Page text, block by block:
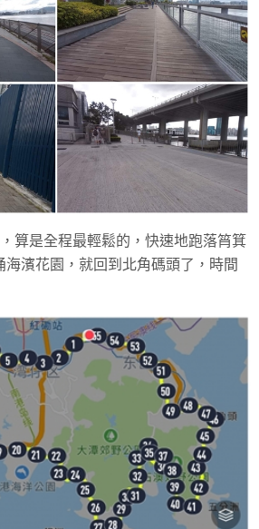
算是全程最輕鬆的，快速地跑落筲箕
海濱花園，就回到北角碼頭了，時間